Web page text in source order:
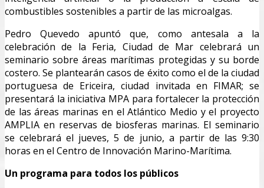
combustibles sostenibles a partir de las microalgas.
Pedro Quevedo apuntó que, como antesala a la
celebración de la Feria, Ciudad de Mar celebrará un
seminario sobre áreas marítimas protegidas y su borde
costero. Se plantearán casos de éxito como el de la ciudad
portuguesa de Ericeira, ciudad invitada en FIMAR; se
presentará la iniciativa MPA para fortalecer la protección
de las áreas marinas en el Atlántico Medio y el proyecto
AMPLIA en reservas de biosferas marinas. El seminario
se celebrará el jueves, 5 de junio, a partir de las 9:30
horas en el Centro de Innovación Marino-Marítima.
Un programa para todos los públicos